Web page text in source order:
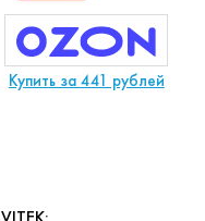
Купить за 441 рублей